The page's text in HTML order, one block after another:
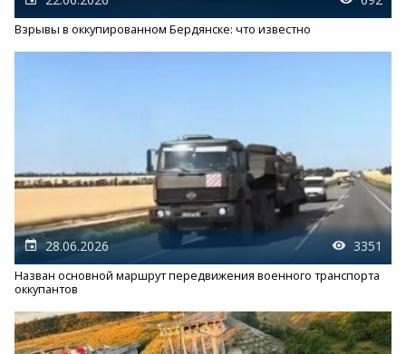
Взрывы в оккупированном Бердянске: что известно
28.06.2026 3351
Назван основной маршрут передвижения военного транспорта
оккупантов